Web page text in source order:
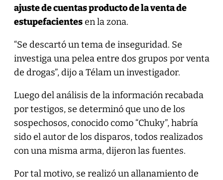
ajuste de cuentas producto de la venta de
estupefacientesen la zona.
“Se descartó un tema de inseguridad. Se
investiga una pelea entre dos grupos por venta
de drogas”, dijo a Télam un investigador.
Luego del análisis de la información recabada
por testigos, se determinó que uno de los
sospechosos, conocido como “Chuky”, habría
sido el autor de los disparos, todos realizados
con una misma arma, dijeron las fuentes.
Por tal motivo, se realizó un allanamiento de